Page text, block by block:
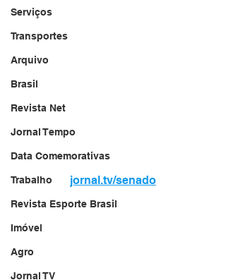
Serviços
Transportes
Arquivo
Brasil
Revista Net
Jornal Tempo
Data Comemorativas
Trabalho
Revista Esporte Brasil
Imóvel
Agro
Jornal TV
jornal.tv/senado